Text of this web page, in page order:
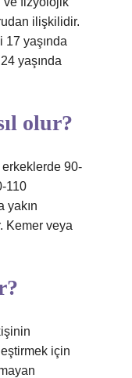
ilişkilidir.
17 yaşında
yaşında
olur?
erkeklerde 90-
110
yakın
Kemer veya
için